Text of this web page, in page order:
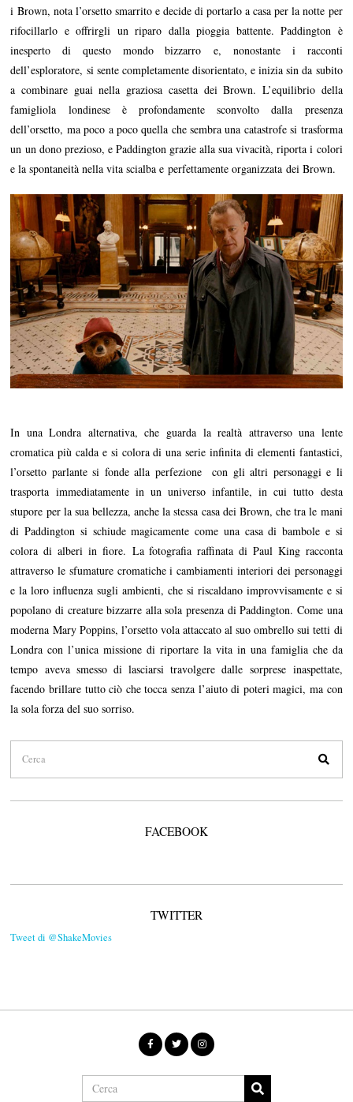
i Brown, nota l’orsetto smarrito e decide di portarlo a casa per la notte per
rifocillarlo e offrirgli un riparo dalla pioggia battente. Paddington è
inesperto di questo mondo bizzarro e, nonostante i racconti
dell’esploratore, si sente completamente disorientato, e inizia sin da subito
a combinare guai nella graziosa casetta dei Brown. L’equilibrio della
famigliola londinese è profondamente sconvolto dalla presenza
dell’orsetto, ma poco a poco quella che sembra una catastrofe si trasforma
un un dono prezioso, e Paddington grazie alla sua vivacità, riporta i colori
e la spontaneità nella vita scialba e perfettamente organizzata dei Brown.
In una Londra alternativa, che guarda la realtà attraverso una lente
cromatica più calda e si colora di una serie infinita di elementi fantastici,
l’orsetto parlante si fonde alla perfezione con gli altri personaggi e li
trasporta immediatamente in un universo infantile, in cui tutto desta
stupore per la sua bellezza, anche la stessa casa dei Brown, che tra le mani
di Paddington si schiude magicamente come una casa di bambole e si
colora di alberi in fiore. La fotografia raffinata di Paul King racconta
attraverso le sfumature cromatiche i cambiamenti interiori dei personaggi
e la loro influenza sugli ambienti, che si riscaldano improvvisamente e si
popolano di creature bizzarre alla sola presenza di Paddington. Come una
moderna Mary Poppins, l’orsetto vola attaccato al suo ombrello sui tetti di
Londra con l’unica missione di riportare la vita in una famiglia che da
tempo aveva smesso di lasciarsi travolgere dalle sorprese inaspettate,
facendo brillare tutto ciò che tocca senza l’aiuto di poteri magici, ma con
la sola forza del suo sorriso.
FACEBOOK
TWITTER
Tweet di @ShakeMovies